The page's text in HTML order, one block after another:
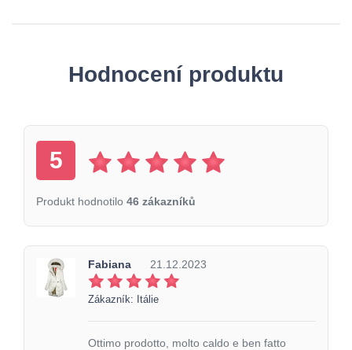
Hodnocení produktu
5
Produkt hodnotilo 46 zákazníků
Fabiana 21.12.2023
Zákazník: Itálie
Ottimo prodotto, molto caldo e ben fatto